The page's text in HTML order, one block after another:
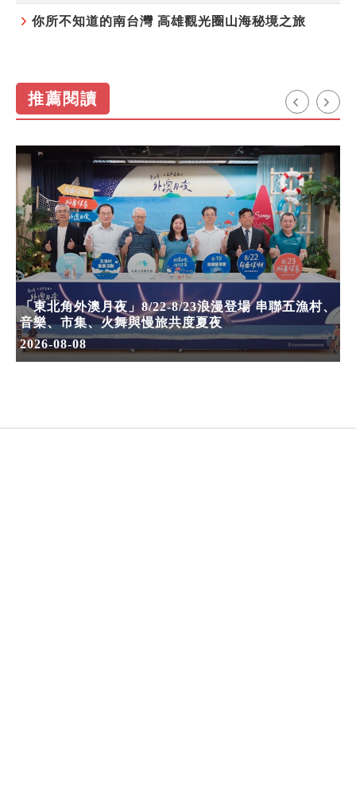
你所不知道的南台灣 高雄觀光圈山海秘境之旅
推薦閱讀
「東北角外澳月夜」8/22-8/23浪漫登場 串聯五漁村、
音樂、市集、火舞與慢旅共度夏夜
2026-08-08